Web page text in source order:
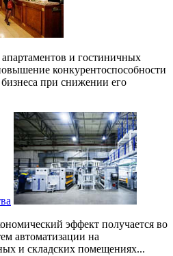
и гостиничных
конкурентоспособности
при снижении его
эффект получается во
автоматизации на
и складских помещениях...